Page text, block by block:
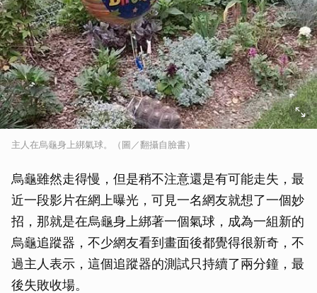
主人在烏龜身上綁氣球。（圖／翻攝自臉書）
烏龜雖然走得慢，但是稍不注意還是有可能走失，最
近一段影片在網上曝光，可見一名網友就想了一個妙
招，那就是在烏龜身上綁著一個氣球，成為一組新的
烏龜追蹤器，不少網友看到畫面後都覺得很新奇，不
過主人表示，這個追蹤器的測試只持續了兩分鐘，最
後失敗收場。